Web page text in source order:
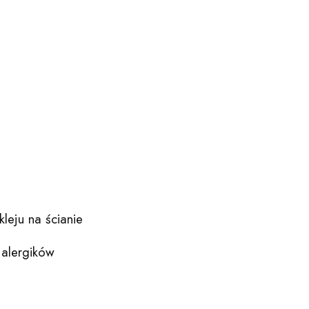
na ścianie